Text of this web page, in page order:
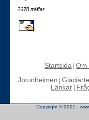
2678 träffar
Startsida Om
Jotunheimen
Länkar
Copyright © 2001 -